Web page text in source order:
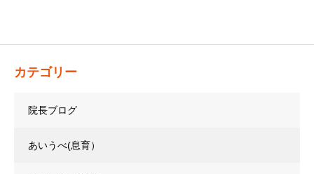
カテゴリー
院長ブログ
あいうべ(息育）